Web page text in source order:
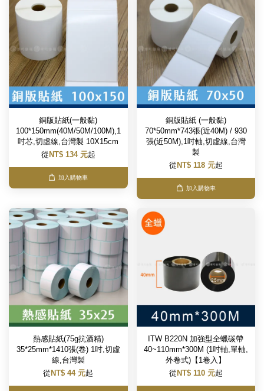
銅版貼紙(一般黏)
100*150mm(40M/50M/100M),1
吋芯,切虛線,台灣製 10X15cm
從 NT$ 134 元起
加入購物車
銅版貼紙 (一般黏)
70*50mm*743張(近40M) / 930
張(近50M),1吋軸,切虛線,台灣
製
從 NT$ 118 元起
加入購物車
熱感貼紙(75g抗酒精)
35*25mm*1410張(卷) 1吋,切虛
線,台灣製
從 NT$ 44 元起
ITW B220N 加強型全蠟碳帶
40~110mm*300M (1吋軸,單軸,
外卷式)【1卷入】
從 NT$ 110 元起